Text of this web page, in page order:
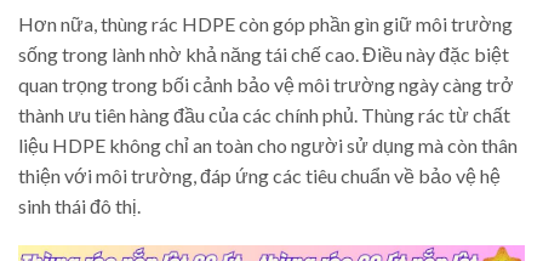
Hơn nữa, thùng rác HDPE còn góp phần gìn giữ môi trường
sống trong lành nhờ khả năng tái chế cao. Điều này đặc biệt
quan trọng trong bối cảnh bảo vệ môi trường ngày càng trở
thành ưu tiên hàng đầu của các chính phủ. Thùng rác từ chất
liệu HDPE không chỉ an toàn cho người sử dụng mà còn thân
thiện với môi trường, đáp ứng các tiêu chuẩn về bảo vệ hệ
sinh thái đô thị.